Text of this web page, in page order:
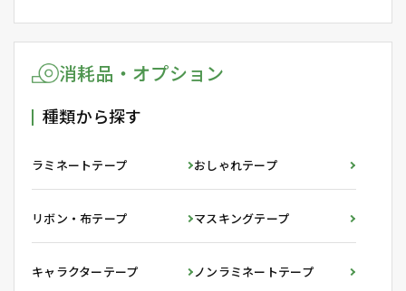
消耗品・オプション
種類から探す
ラミネートテープ おしゃれテープ
リボン・布テープ マスキングテープ
キャラクターテープ ノンラミネートテープ